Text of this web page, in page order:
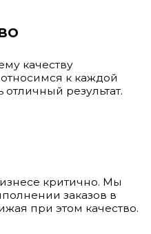
качеству
к каждой
результат.
критично. Мы
заказов в
при этом качество.